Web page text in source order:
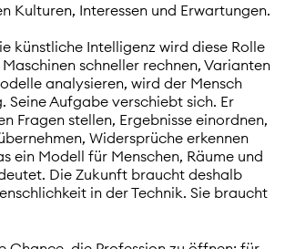
Kulturen, Interessen und Erwartungen.
künstliche Intelligenz wird diese Rolle
schneller rechnen, Varianten
analysieren, wird der Mensch
Seine Aufgabe verschiebt sich. Er
Fragen stellen, Ergebnisse einordnen,
Widersprüche erkennen
ein Modell für Menschen, Räume und
Die Zukunft braucht deshalb
in der Technik. Sie braucht